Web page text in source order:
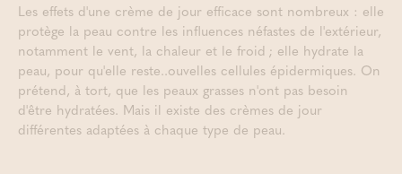
Les effets d'une crème de jour efficace sont nombreux : elle
protège la peau contre les influences néfastes de l'extérieur,
notamment le vent, la chaleur et le froid ; elle hydrate la
peau, pour qu'elle reste..ouvelles cellules épidermiques. On
prétend, à tort, que les peaux grasses n'ont pas besoin
d'être hydratées. Mais il existe des crèmes de jour
différentes adaptées à chaque type de peau.